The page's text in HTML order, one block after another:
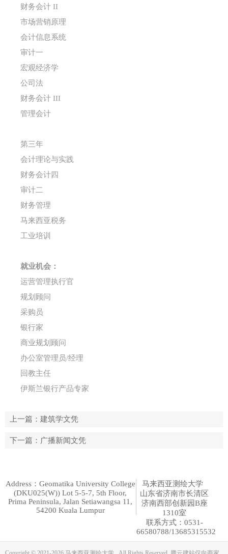
财务会计 II
市场营销原理
会计信息系统
审计一
宏观经济学
公司法
财务会计 III
管理会计
第三年
会计理论与实践
财务会计四
审计二
财务管理
马来西亚税务
工业培训
就业机会：
运营管理执行官
规划顾问
采购员
银行家
商业规划顾问
办公室管理员/经理
回教主任
伊斯兰银行产品专家
上一篇 ：建筑学文凭
下一篇 ：广播新闻文凭
Address：Geomatika University College
(DKU025(W)) Lot 5-5-7, 5th Floor,
Prima Peninsula, Jalan Setiawangsa 11,
54200 Kuala Lumpur
马来西亚测绘大学
山东省济南市长清区
济南西部创新园B座
1310室
联系方式：0531-
66580788/13685315532